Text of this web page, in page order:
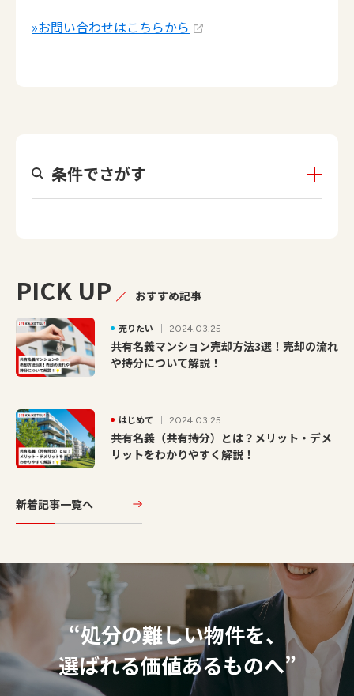
»お問い合わせはこちらから
条件でさがす
PICK UP おすすめ記事
売りたい 2024.03.25
共有名義マンション売却方法3選！売却の流れ
や持分について解説！
はじめて 2024.03.25
共有名義（共有持分）とは？メリット・デメ
リットをわかりやすく解説！
新着記事一覧へ
“処分の難しい物件を、
選ばれる価値あるものへ”